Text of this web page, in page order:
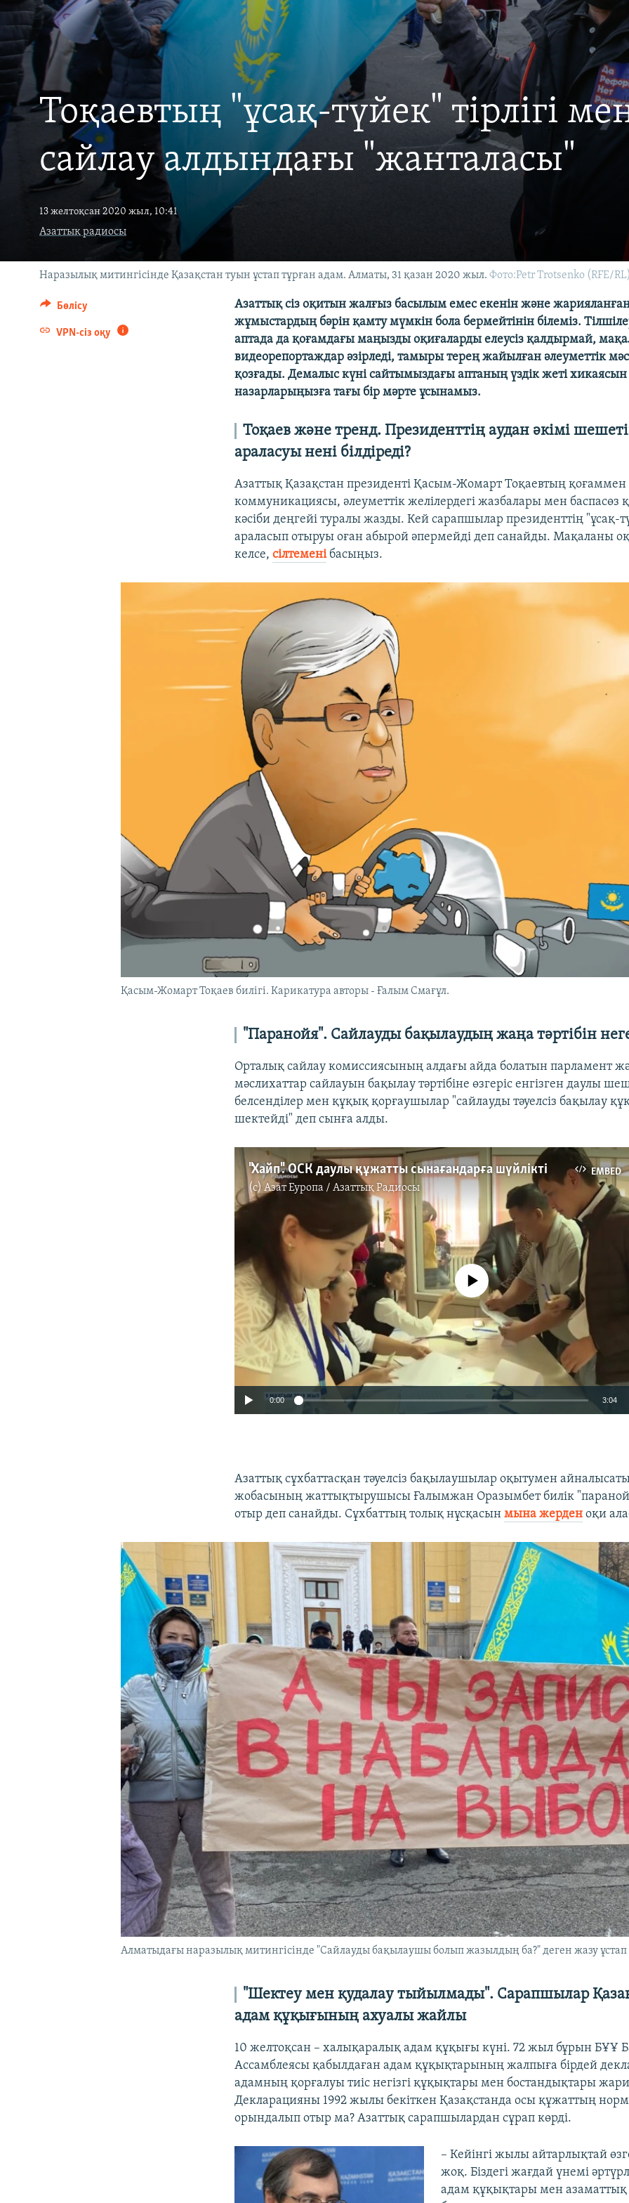
Тоқаевтың "ұсақ-түйек" тірлігі
сайлау алдындағы "жанталасы"
13 желтоқсан 2020 жыл, 10:41
Азаттық радиосы
Наразылық митингісінде Қазақстан туын ұстап тұрған адам. Алматы, 31 қазан 2020 жыл. Фото:Petr Trotsenko (RFE/RL)
Бөлісу
VPN-сіз оқу
Азаттық сіз оқитын жалғыз басылым емес екенін және
жұмыстардың бәрін қамту мүмкін бола бермейтінін білеміз.
аптада да қоғамдағы маңызды оқиғаларды елеусіз қалдырмай,
видеорепортаждар әзірледі, тамыры терең жайылған әлеуметтік
қозғады. Демалыс күні сайтымыздағы аптаның үздік жеті хикаясын
назарларыңызға тағы бір мәрте ұсынамыз.
Тоқаев және тренд. Президенттің аудан әкімі
араласуы нені білдіреді?
Азаттық Қазақстан президенті Қасым-Жомарт Тоқаевтың қоғаммен
коммуникациясы, әлеуметтік желілердегі жазбалары мен баспасөз
кәсіби деңгейі туралы жазды. Кей сарапшылар президенттің "ұсақ-
араласып отыруы оған абырой әпермейді деп санайды. Мақаланы
келсе, сілтеменібасыңыз.
Қасым-Жомарт Тоқаев билігі. Карикатура авторы - Ғалым Смағұл.
"Паранойя". Сайлауды бақылаудың жаңа тәртібін неге
Орталық сайлау комиссиясының алдағы айда болатын парламент
мәслихаттар сайлауын бақылау тәртібіне өзгеріс енгізген даулы
белсенділер мен құқық қорғаушылар "сайлауды тәуелсіз бақылау
шектейді" деп сынға алды.
EMBED
"Хайп". ОСК даулы құжатты сынағандарға шүйлікті
(c) Азат Еуропа / Азаттық Радиосы
Auto 240p 360p 480p
1080p
No media source currently available
0:00 3:04
Азаттық сұхбаттасқан тәуелсіз бақылаушылар оқытумен
жобасының жаттықтырушысы Ғалымжан Оразымбет билік
отыр деп санайды. Сұхбаттың толық нұсқасын мына жерден оқи
Алматыдағы наразылық митингісінде "Сайлауды бақылаушы болып жазылдың ба?" деген жазу
"Шектеу мен қудалау тыйылмады". Сарапшылар
адам құқығының ахуалы жайлы
10 желтоқсан – халықаралық адам құқығы күні. 72 жыл бұрын БҰҰ
Ассамблеясы қабылдаған адам құқықтарының жалпыға бірдей
адамның қорғалуы тиіс негізгі құқықтары мен бостандықтары
Декларацияны 1992 жылы бекіткен Қазақстанда осы құжаттың
орындалып отыр ма? Азаттық сарапшылардан сұрап көрді.
– Кейінгі жылы айтарлықтай
жоқ. Біздегі жағдай үнемі
адам құқықтары мен азаматтық